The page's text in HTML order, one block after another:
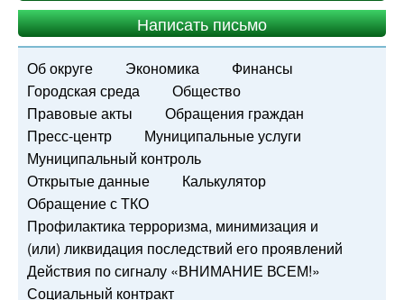
Написать письмо
Об округе Экономика
Финансы
Городская среда
Общество
Правовые акты
Обращения граждан
Пресс-центр
Муниципальные услуги
Муниципальный контроль
Открытые данные
Калькулятор
Обращение с ТКО
Профилактика терроризма, минимизация и
(или) ликвидация последствий его проявлений
Действия по сигналу «ВНИМАНИЕ ВСЕМ!»
Социальный контракт